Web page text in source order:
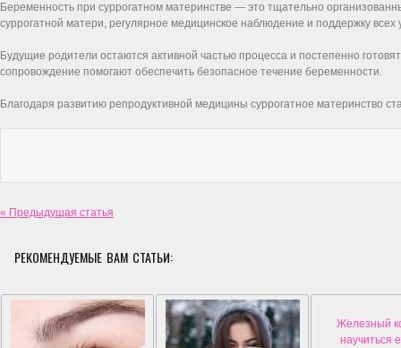
Беременность при суррогатном материнстве — это тщательно
суррогатной матери, регулярное медицинское наблюдение и поддержку всех
Будущие родители остаются активной частью процесса и постепенно
сопровождение помогают обеспечить безопасное течение беременности.
Благодаря развитию репродуктивной медицины суррогатное материнство
« Предыдущая статья
РЕКОМЕНДУЕМЫЕ ВАМ СТАТЬИ:
Железный
научиться